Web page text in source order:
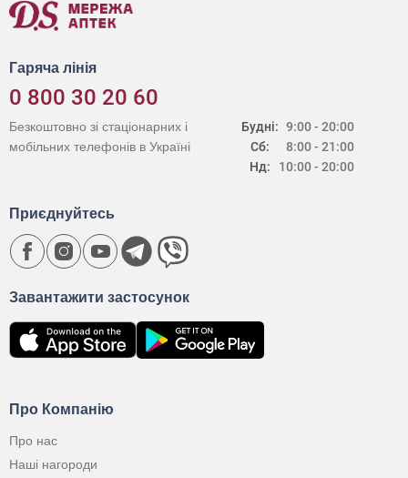
Гаряча лінія
0 800 30 20 60
Будні:
Сб:
Нд:
9:00 - 20:00
8:00 - 21:00
10:00 - 20:00
Безкоштовно зі стаціонарних і
мобільних телефонів в Україні
Про Компанію
Про нас
Наші нагороди
Завантажити застосунок
Приєднуйтесь